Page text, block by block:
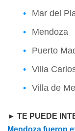
Mar del
Mendoza
Puerto
Villa
Villa de
► TE PUEDE
Mendoza fueron